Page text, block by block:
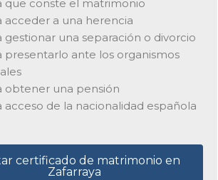
que conste el matrimonio
acceder a una herencia
gestionar una separación o divorcio
presentarlo ante los organismos
obtener una pensión
acceso de la nacionalidad española
certificado de matrimonio en
Zafarraya